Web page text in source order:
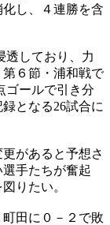
し、４連勝を含
透しており、力
６節・浦和戦で
ゴールで引き分
となる26試合に
があると予想さ
手たちが奮起
りたい。
田に０－２で敗